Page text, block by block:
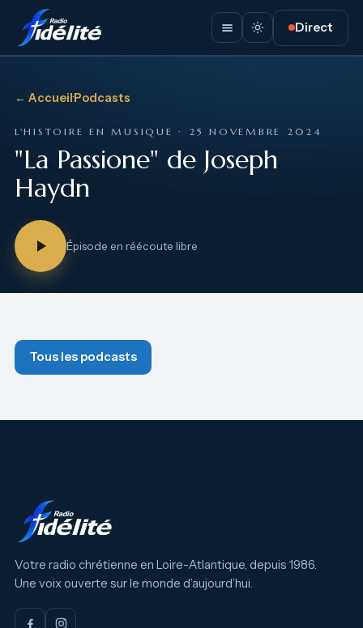
Direct
← Accueil·Podcasts
L'HISTOIRE EN MUSIQUE · 25 NOVEMBRE 2024
"La Passione" de Joseph
Haydn
Épisode en réécoute libre
Tous les podcasts
Votre radio chrétienne en Loire-Atlantique, depuis 1986.
Une voix ouverte sur le monde d’aujourd’hui.